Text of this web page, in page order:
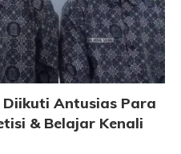
Diikuti Antusias Para
& Belajar Kenali